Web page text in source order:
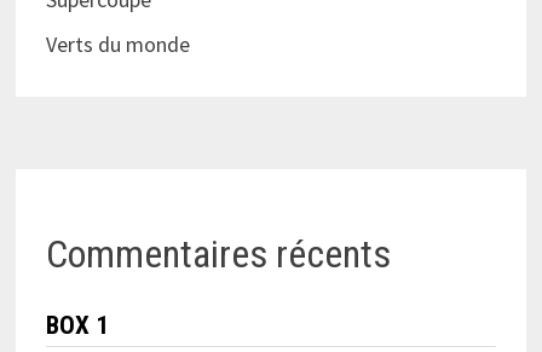
Verts du monde
Commentaires récents
BOX 1